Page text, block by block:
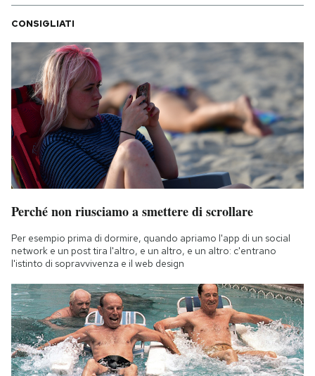
CONSIGLIATI
Perché non riusciamo a smettere di scrollare
Per esempio prima di dormire, quando apriamo l'app di un social
network e un post tira l'altro, e un altro, e un altro: c'entrano
l'istinto di sopravvivenza e il web design